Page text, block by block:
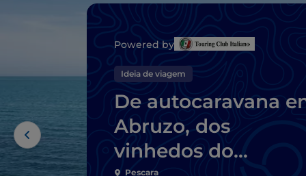
Powered by
Ideia de viagem
De autocaravana
Abruzo, dos
vinhedos do
Pescara